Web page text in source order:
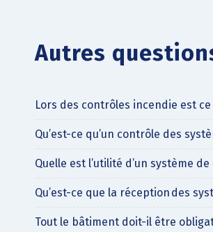
Autres
Lors des contrôles incendie est
Qu’est-ce qu’un contrôle des
Quelle est l’utilité d’un système
Qu’est-ce que la réception des
Tout le bâtiment doit-il être